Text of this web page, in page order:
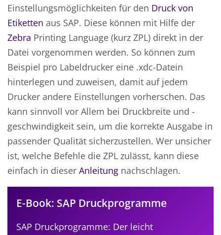
Einstellungsmöglichkeiten für den Druck von
Etiketten aus SAP. Diese können mit Hilfe der
Zebra Printing Language (kurz ZPL) direkt in der
Datei vorgenommen werden. So können zum
Beispiel pro Labeldrucker eine .xdc-Datein
hinterlegen und zuweisen, damit auf jedem
Drucker andere Einstellungen vorherschen. Das
kann sinnvoll vor Allem bei Druckbreite und -
geschwindigkeit sein, um die korrekte Ausgabe in
passender Qualität sicherzustellen. Wer unsicher
ist, welche Befehle die ZPL zulässt, kann diese
einfach in dieser Anleitung nachschlagen.
E-Book: SAP Druckprogramme
SAP Druckprogramme: Der leicht